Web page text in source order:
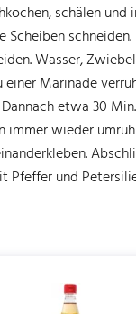
schälen und
Scheiben
Wasser,
einer Marinade
etwa 30
immer wieder
Pfeffer und